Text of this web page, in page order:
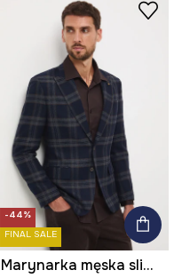
-44%
FINAL SALE
Marynarka męska slim w kratę